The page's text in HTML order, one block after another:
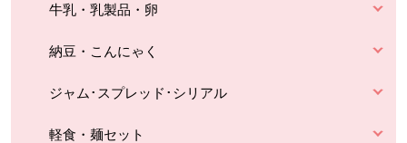
牛乳・乳製品・卵
納豆・こんにゃく
ジャム･スプレッド･シリアル
軽食・麺セット